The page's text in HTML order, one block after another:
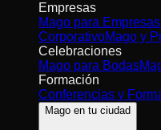
Empresas
Mago para Empresas
CorporativoMago y
Celebraciones
Mago para Bodas
Formación
Conferencias y
Mago en tu ciudad